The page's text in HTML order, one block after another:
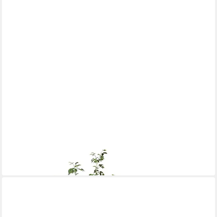
in 4-5 Werktagen bei dir